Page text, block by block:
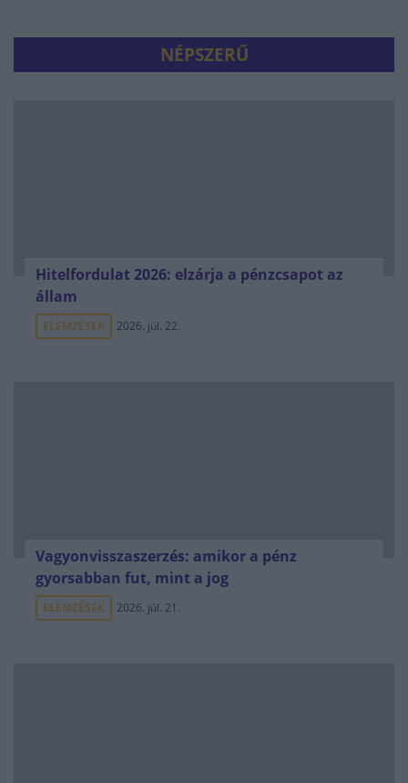
NÉPSZERŰ
Hitelfordulat 2026: elzárja a pénzcsapot az
állam
ELEMZÉSEK 2026. júl. 22.
Vagyonvisszaszerzés: amikor a pénz
gyorsabban fut, mint a jog
ELEMZÉSEK 2026. júl. 21.